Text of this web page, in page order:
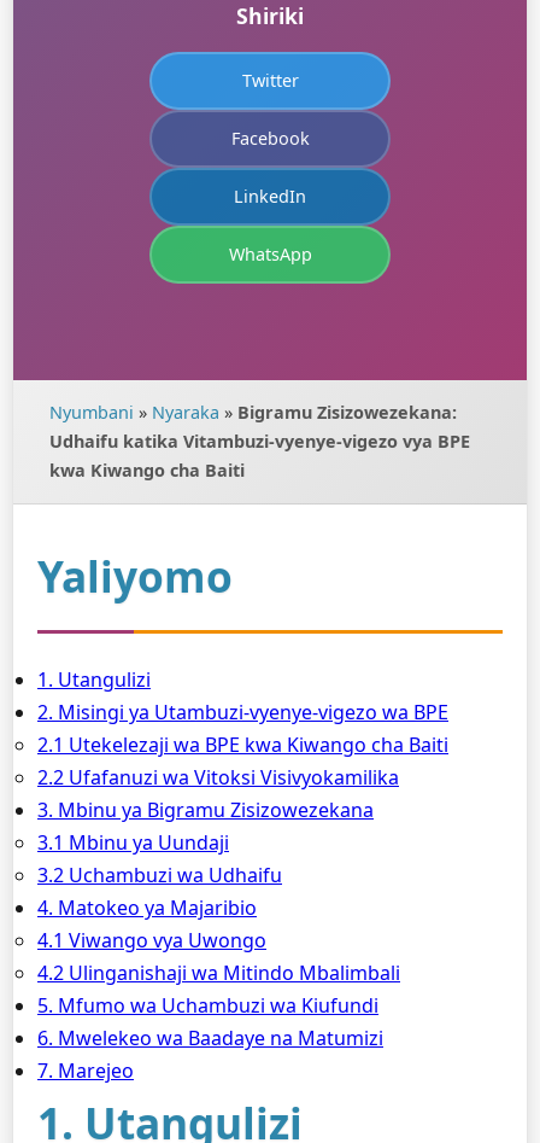
Shiriki
Twitter
Facebook
LinkedIn
WhatsApp
Nyumbani » Nyaraka » Bigramu Zisizowezekana:
Udhaifu katika Vitambuzi-vyenye-vigezo vya BPE
kwa Kiwango cha Baiti
Yaliyomo
1. Utangulizi
2. Misingi ya Utambuzi-vyenye-vigezo wa BPE
2.1 Utekelezaji wa BPE kwa Kiwango cha Baiti
2.2 Ufafanuzi wa Vitoksi Visivyokamilika
3. Mbinu ya Bigramu Zisizowezekana
3.1 Mbinu ya Uundaji
3.2 Uchambuzi wa Udhaifu
4. Matokeo ya Majaribio
4.1 Viwango vya Uwongo
4.2 Ulinganishaji wa Mitindo Mbalimbali
5. Mfumo wa Uchambuzi wa Kiufundi
6. Mwelekeo wa Baadaye na Matumizi
7. Marejeo
1. Utangulizi